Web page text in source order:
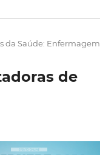
da Saúde: Enfermagem
de